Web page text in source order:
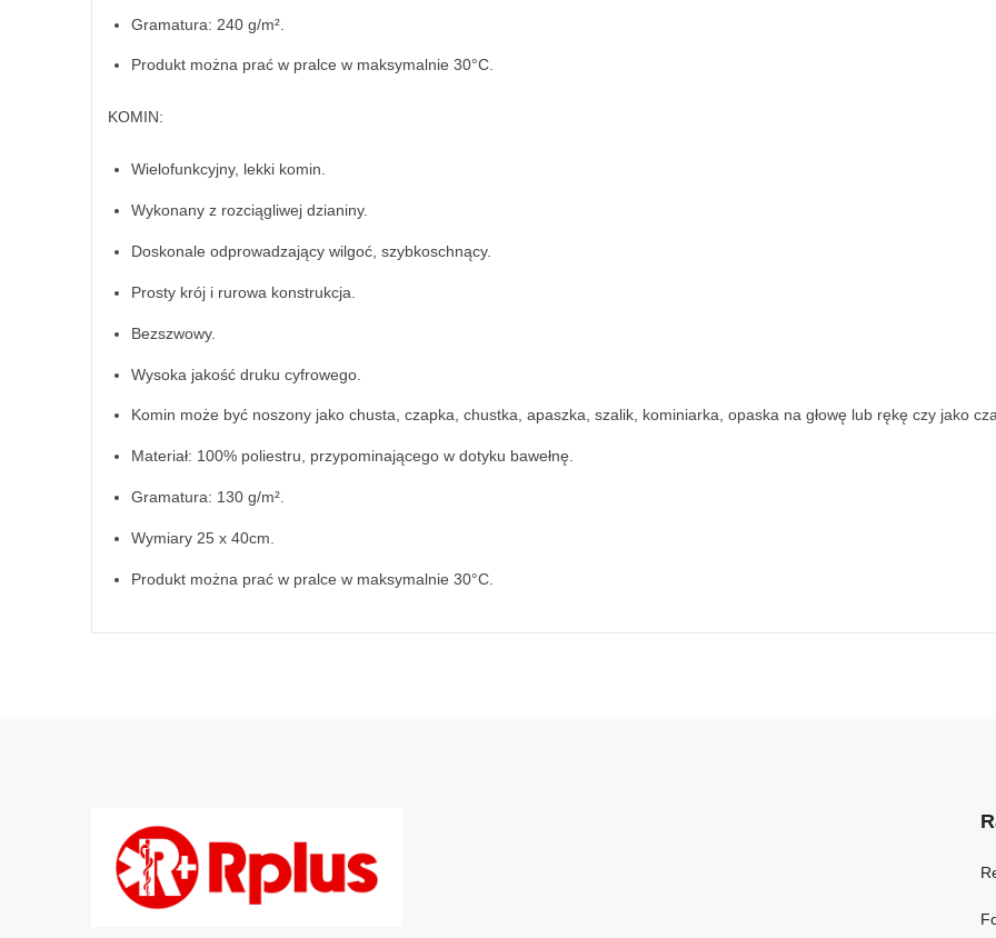
Gramatura: 240 g/m².
Produkt można prać w pralce w maksymalnie 30°C.
KOMIN:
Wielofunkcyjny, lekki komin.
Wykonany z rozciągliwej dzianiny.
Doskonale odprowadzający wilgoć, szybkoschnący.
Prosty krój i rurowa konstrukcja.
Bezszwowy.
Wysoka jakość druku cyfrowego.
Komin może być noszony jako chusta, czapka, chustka, apaszka, szalik, kominiarka, opaska na głowę lub rękę czy jako
Materiał: 100% poliestru, przypominającego w dotyku bawełnę.
Gramatura: 130 g/m².
Wymiary 25 x 40cm.
Produkt można prać w pralce w maksymalnie 30°C.